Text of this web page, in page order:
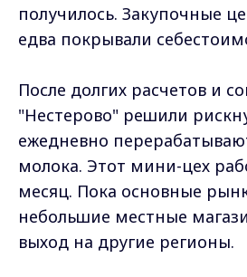
получилось. Закупочные
едва покрывали
После долгих расчетов и
"Нестерово" решили
ежедневно
молока. Этот мини-цех
месяц. Пока основные
небольшие местные
выход на другие регионы.